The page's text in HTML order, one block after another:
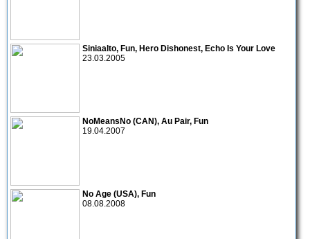
Siniaalto, Fun, Hero Dishonest, Echo Is Your Love
23.03.2005
NoMeansNo (CAN), Au Pair, Fun
19.04.2007
No Age (USA), Fun
08.08.2008